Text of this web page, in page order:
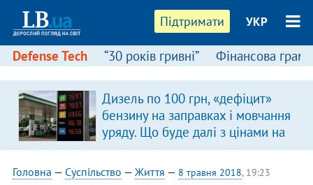
Підтримати УКР
Defense Tech “30 років гривні” Фінансова
Дизель по 100 грн, «дефіцит»
бензину на заправках і мовчання
уряду. Що буде далі з цінами на
пальне?
Головна — Суспільство — Життя — 8 травня 2018, 19:23